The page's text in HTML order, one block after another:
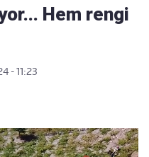
Hem rengi
- 11:23